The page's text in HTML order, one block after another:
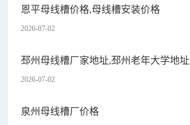
恩平母线槽价格,母线槽安装价格
2026-07-02
邳州母线槽厂家地址,邳州老年大学地址
2026-07-02
泉州母线槽厂价格